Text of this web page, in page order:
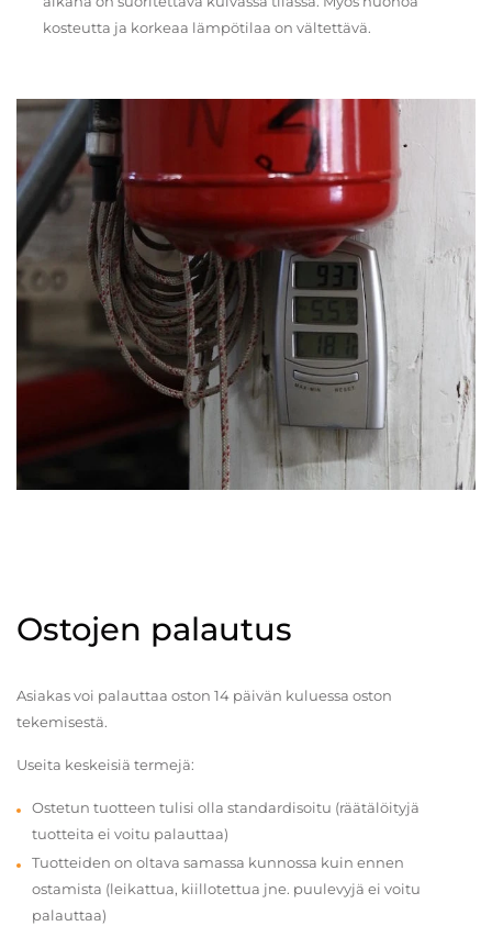
kosteutta ja korkeaa lämpötilaa on vältettävä.
Ostojen palautus
Asiakas voi palauttaa oston 14 päivän kuluessa oston
tekemisestä.
Useita keskeisiä termejä:
Ostetun tuotteen tulisi olla standardisoitu (räätälöityjä
tuotteita ei voitu palauttaa)
Tuotteiden on oltava samassa kunnossa kuin ennen
ostamista (leikattua, kiillotettua jne. puulevyjä ei voitu
palauttaa)